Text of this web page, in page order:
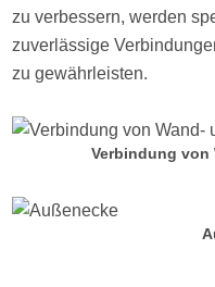
zu verbessern, werden
zuverlässige
zu gewährleisten.
Verbindung von